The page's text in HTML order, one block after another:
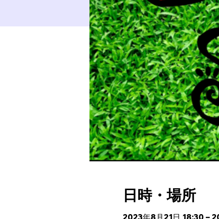
日時・場所